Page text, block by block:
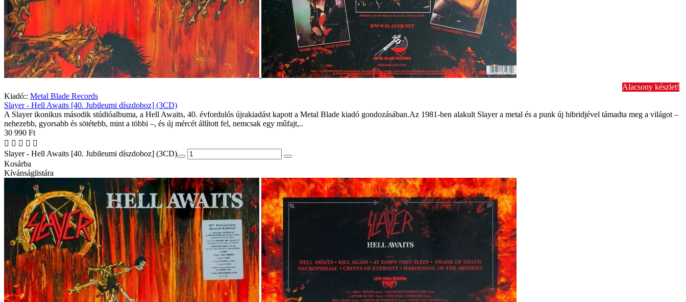
Alacsony készlet!
Kiadó:: Metal Blade Records
Slayer - Hell Awaits [40. Jubileumi díszdoboz] (3CD)
A Slayer ikonikus második stúdióalbuma, a Hell Awaits, 40. évfordulós újrakiadást kapott a Metal Blade kiadó gondozásában.Az 1981-ben alakult Slayer a metal és a punk új hibridjével támadta meg a világot –
nehezebb, gyorsabb és sötétebb, mint a többi –, és új mércét állított fel, nemcsak egy műfajt,..
30 990 Ft
Slayer - Hell Awaits [40. Jubileumi díszdoboz] (3CD)
Kosárba
Kívánságlistára